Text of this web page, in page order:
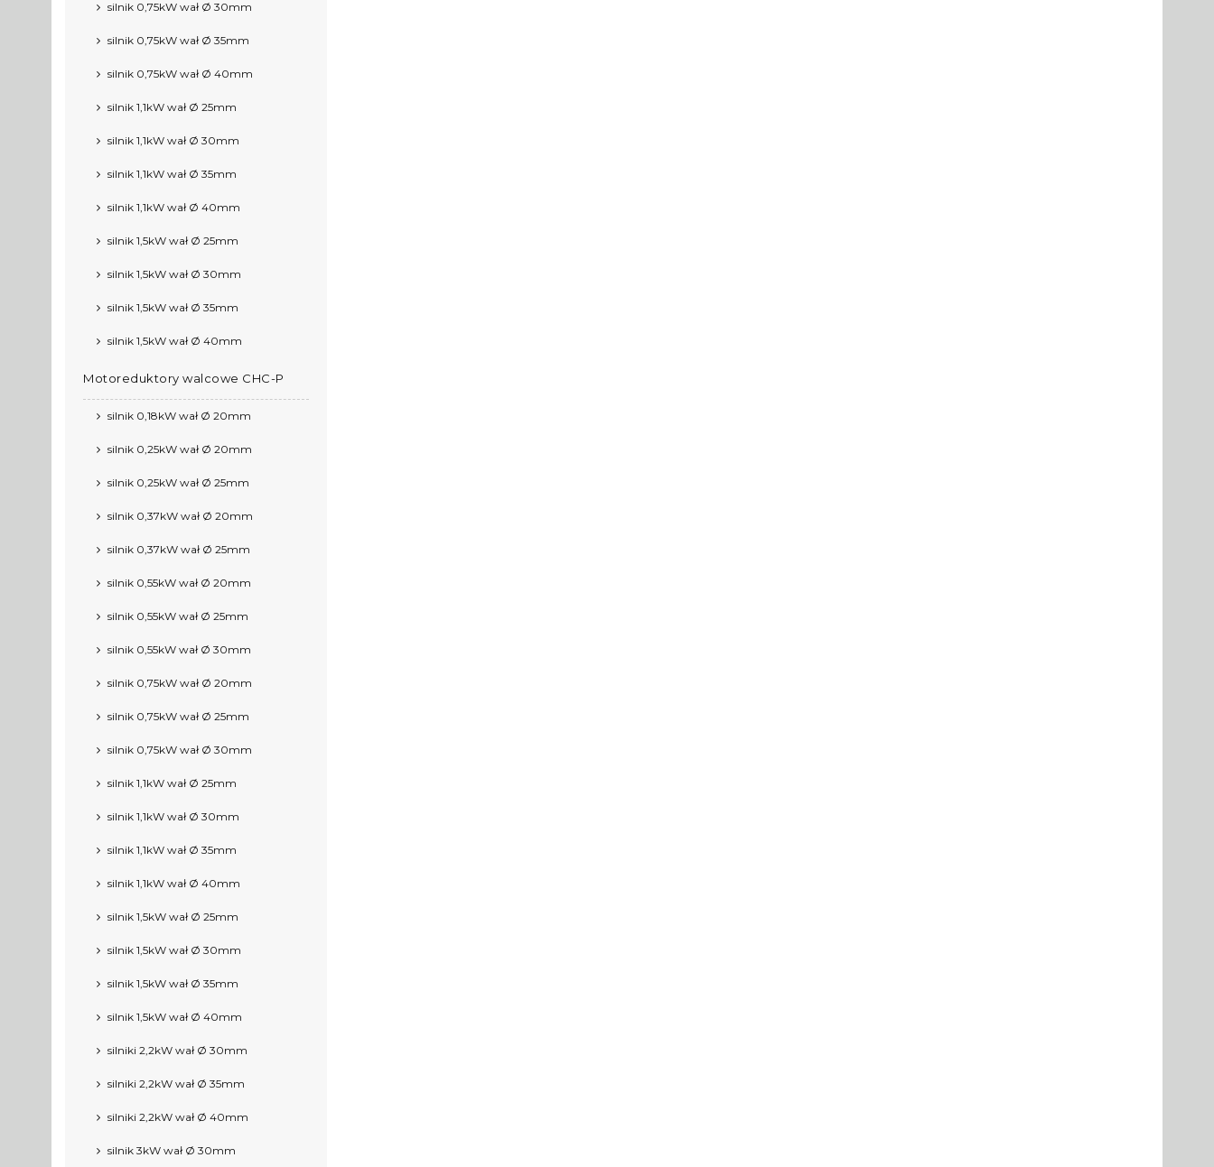
silnik 0,75kW wał Ø 30mm
silnik 0,75kW wał Ø 35mm
silnik 0,75kW wał Ø 40mm
silnik 1,1kW wał Ø 25mm
silnik 1,1kW wał Ø 30mm
silnik 1,1kW wał Ø 35mm
silnik 1,1kW wał Ø 40mm
silnik 1,5kW wał Ø 25mm
silnik 1,5kW wał Ø 30mm
silnik 1,5kW wał Ø 35mm
silnik 1,5kW wał Ø 40mm
Motoreduktory walcowe CHC-P
silnik 0,18kW wał Ø 20mm
silnik 0,25kW wał Ø 20mm
silnik 0,25kW wał Ø 25mm
silnik 0,37kW wał Ø 20mm
silnik 0,37kW wał Ø 25mm
silnik 0,55kW wał Ø 20mm
silnik 0,55kW wał Ø 25mm
silnik 0,55kW wał Ø 30mm
silnik 0,75kW wał Ø 20mm
silnik 0,75kW wał Ø 25mm
silnik 0,75kW wał Ø 30mm
silnik 1,1kW wał Ø 25mm
silnik 1,1kW wał Ø 30mm
silnik 1,1kW wał Ø 35mm
silnik 1,1kW wał Ø 40mm
silnik 1,5kW wał Ø 25mm
silnik 1,5kW wał Ø 30mm
silnik 1,5kW wał Ø 35mm
silnik 1,5kW wał Ø 40mm
silniki 2,2kW wał Ø 30mm
silniki 2,2kW wał Ø 35mm
silniki 2,2kW wał Ø 40mm
silnik 3kW wał Ø 30mm